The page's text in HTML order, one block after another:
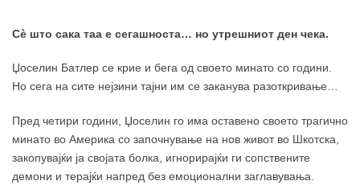
Сè што сака таа е сегашноста… но утрешниот ден чека.
Џоселин Батлер се крие и бега од своето минато со години.
Но сега на сите нејзини тајни им се заканува разоткривање…
Пред четири години, Џоселин го има оставено своето трагично
минато во Америка со започнување на нов живот во Шкотска,
закопувајќи ја својата болка, игнорирајќи ги сопствените
демони и терајќи напред без емоционални заглавувања.